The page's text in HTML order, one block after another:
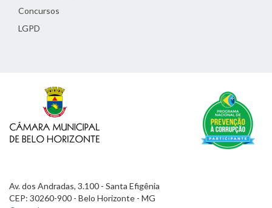
Concursos
LGPD
Av. dos Andradas, 3.100 - Santa Efigênia
CEP: 30260-900 - Belo Horizonte - MG